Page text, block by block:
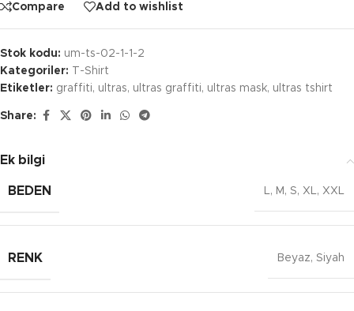
Compare Add to wishlist
Stok kodu: um-ts-02-1-1-2
Kategoriler:
T-Shirt
Etiketler: graffiti, ultras, ultras graffiti, ultras mask, ultras tshirt
Share:
Ek bilgi
BEDEN L, M , S, XL, XXL
RENK Beyaz, Siyah